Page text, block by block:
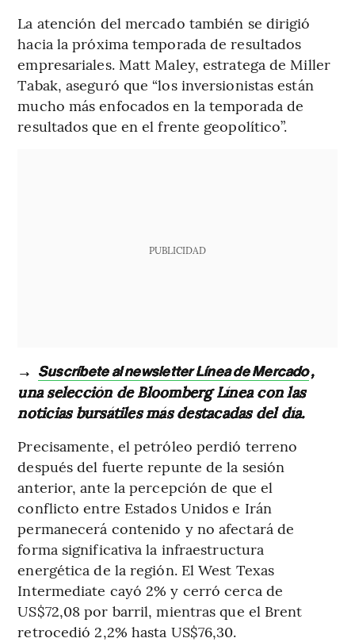
La atención del mercado también se dirigió
hacia la próxima temporada de resultados
empresariales. Matt Maley, estratega de Miller
Tabak, aseguró que “los inversionistas están
mucho más enfocados en la temporada de
resultados que en el frente geopolítico”.
PUBLICIDAD
→ Suscríbete al newsletter Línea de Mercado,
una selección de Bloomberg Línea con las
noticias bursátiles más destacadas del día.
Precisamente, el petróleo perdió terreno
después del fuerte repunte de la sesión
anterior, ante la percepción de que el
conflicto entre Estados Unidos e Irán
permanecerá contenido y no afectará de
forma significativa la infraestructura
energética de la región. El West Texas
Intermediate cayó 2% y cerró cerca de
US$72,08 por barril, mientras que el Brent
retrocedió 2,2% hasta US$76,30.